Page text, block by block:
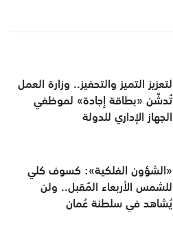
لتعزيز التميز والتحفيز.. وزارة العمل
تُدشّن «بطاقة إجادة» لموظفي
الجهاز الإداري للدولة
«الشؤون الفلكية»: كسوف كلي
للشمس الأربعاء المُقبل.. ولن
يُشاهد في سلطنة عُمان